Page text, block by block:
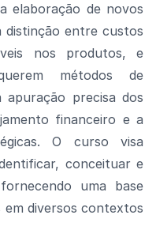
elaboração de novos
entre custos
nos produtos, e
métodos de
precisa dos
financeiro e a
O curso visa
conceituar e
uma base
em diversos contextos